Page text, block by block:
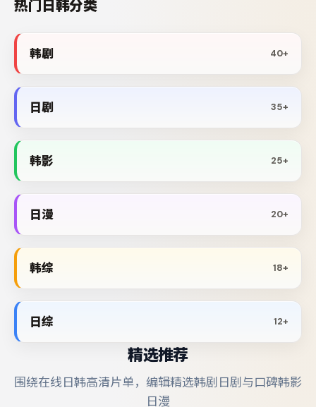
热门日韩分类
韩剧 40+
日剧 35+
韩影 25+
日漫 20+
韩综 18+
日综 12+
精选推荐
围绕在线日韩高清片单，编辑精选韩剧日剧与口碑韩影
日漫